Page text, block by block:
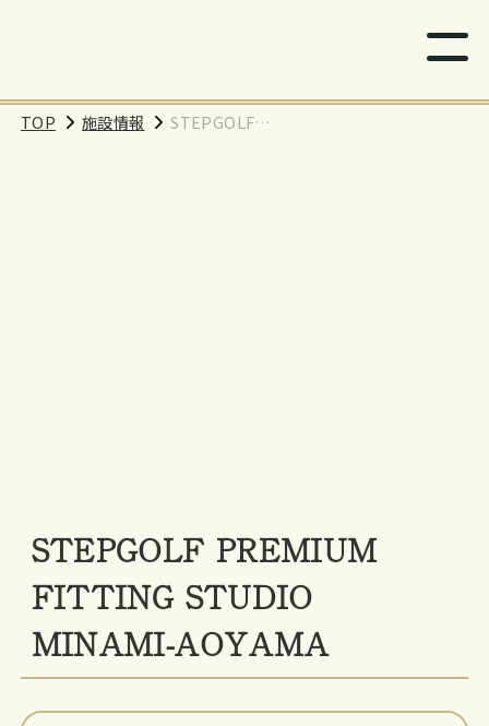
TOP 施設情報
STEPGOLF
STEPGOLF PREMIUM
FITTING STUDIO
MINAMI-AOYAMA